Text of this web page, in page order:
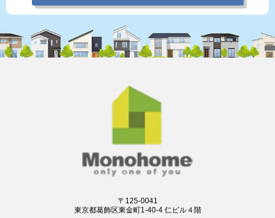
〒125-0041
東京都葛飾区東金町1-40-4 仁ビル４階